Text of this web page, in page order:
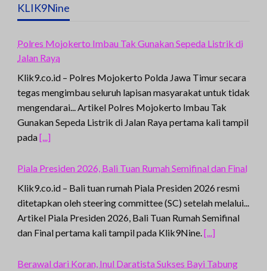
KLIK9Nine
Polres Mojokerto Imbau Tak Gunakan Sepeda Listrik di
Jalan Raya
Klik9.co.id – Polres Mojokerto Polda Jawa Timur secara
tegas mengimbau seluruh lapisan masyarakat untuk tidak
mengendarai... Artikel Polres Mojokerto Imbau Tak
Gunakan Sepeda Listrik di Jalan Raya pertama kali tampil
pada[...]
Piala Presiden 2026, Bali Tuan Rumah Semifinal dan Final
Klik9.co.id – Bali tuan rumah Piala Presiden 2026 resmi
ditetapkan oleh steering committee (SC) setelah melalui...
Artikel Piala Presiden 2026, Bali Tuan Rumah Semifinal
dan Final pertama kali tampil pada Klik9Nine.[...]
Berawal dari Koran, Inul Daratista Sukses Bayi Tabung